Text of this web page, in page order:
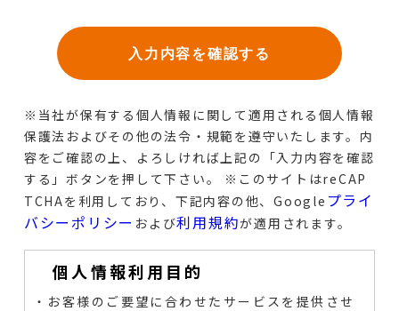
※当社が保有する個人情報に関して適用される個人情報
保護法およびその他の法令・規範を遵守いたします。 内
容をご確認の上、よろしければ上記の「入力内容を確認
する」ボタンを押して下さい。
※このサイトはreCAP
TCHAを利用しており、下記内容の他、Google プライ
バシーポリシー および利用規約が適用されます。
個人情報利用目的
・お客様のご要望に合わせたサービスを提供させ